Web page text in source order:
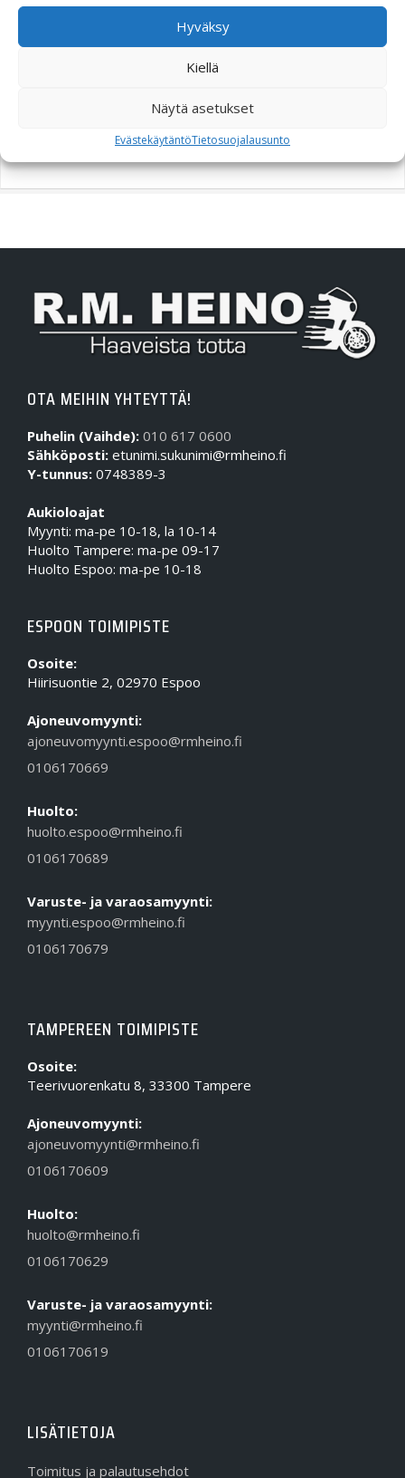
Hyväksy
Kiellä
Näytä asetukset
EvästekäytäntöTietosuojalausunto
39,16€
OTA MEIHIN YHTEYTTÄ!
Puhelin (Vaihde): 010 617 0600
Sähköposti: etunimi.sukunimi@rmheino.fi
Y-tunnus: 0748389-3
Aukioloajat
Myynti: ma-pe 10-18, la 10-14
Huolto Tampere: ma-pe 09-17
Huolto Espoo: ma-pe 10-18
ESPOON TOIMIPISTE
Osoite:
Hiirisuontie 2, 02970 Espoo
Ajoneuvomyynti:
ajoneuvomyynti.espoo@rmheino.fi
0106170669
Huolto:
huolto.espoo@rmheino.fi
0106170689
Varuste- ja varaosamyynti:
myynti.espoo@rmheino.fi
0106170679
TAMPEREEN TOIMIPISTE
Osoite:
Teerivuorenkatu 8, 33300 Tampere
Ajoneuvomyynti:
ajoneuvomyynti@rmheino.fi
0106170609
Huolto:
huolto@rmheino.fi
0106170629
Varuste- ja varaosamyynti:
myynti@rmheino.fi
0106170619
LISÄTIETOJA
Toimitus ja palautusehdot